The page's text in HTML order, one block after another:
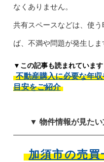
なくありません。
共有スペースなどは、使
ば、不満や問題が発生しま
▼この記事も読まれています
不動産購入に必要な年
目安をご紹介
▼ 物件情報が見た
加須市の売